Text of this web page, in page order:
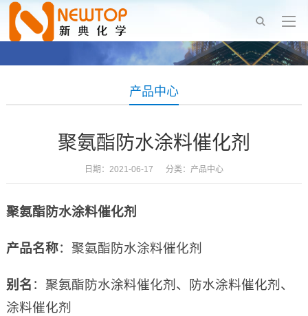
产品中心
聚氨酯防水涂料催化剂
日期：2021-06-17 分类： 产品中心
聚氨酯防水涂料催化剂
产品名称：聚氨酯防水涂料催化剂
别名 ：聚氨酯防水涂料催化剂、防水涂料催化剂、
涂料催化剂